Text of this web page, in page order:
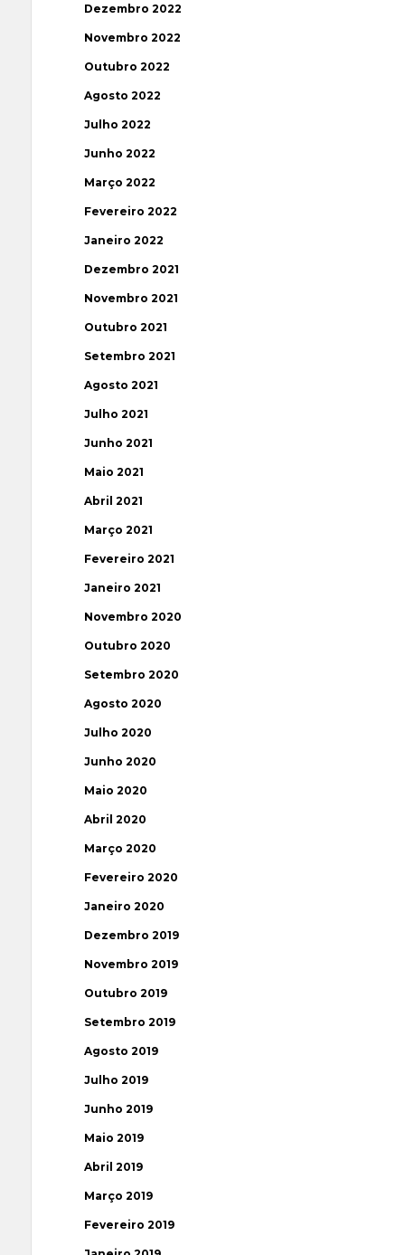
Dezembro 2022
Novembro 2022
Outubro 2022
Agosto 2022
Julho 2022
Junho 2022
Março 2022
Fevereiro 2022
Janeiro 2022
Dezembro 2021
Novembro 2021
Outubro 2021
Setembro 2021
Agosto 2021
Julho 2021
Junho 2021
Maio 2021
Abril 2021
Março 2021
Fevereiro 2021
Janeiro 2021
Novembro 2020
Outubro 2020
Setembro 2020
Agosto 2020
Julho 2020
Junho 2020
Maio 2020
Abril 2020
Março 2020
Fevereiro 2020
Janeiro 2020
Dezembro 2019
Novembro 2019
Outubro 2019
Setembro 2019
Agosto 2019
Julho 2019
Junho 2019
Maio 2019
Abril 2019
Março 2019
Fevereiro 2019